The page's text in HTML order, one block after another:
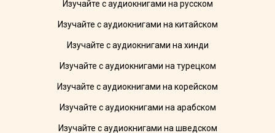
Изучайте с аудиокнигами на русском
Изучайте с аудиокнигами на китайском
Изучайте с аудиокнигами на хинди
Изучайте с аудиокнигами на турецком
Изучайте с аудиокнигами на корейском
Изучайте с аудиокнигами на арабском
Изучайте с аудиокнигами на шведском